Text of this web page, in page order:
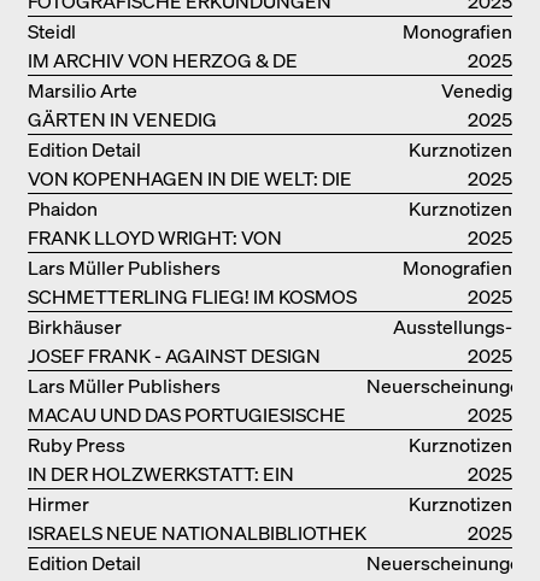
VON DENISE SCOTT BROWN
Monografien
IM ARCHIV VON HERZOG & DE
MEURON
Steidl
2025
Venedig
GÄRTEN IN VENEDIG
Marsilio Arte
2025
Kurznotizen
VON KOPENHAGEN IN DIE WELT: DIE
BJARKE INGELS GROUP
Edition Detail
2025
Kurznotizen
FRANK LLOYD WRIGHT: VON
FALLINGWATER BIS ZUM ROBBIE
HOUSE
Phaidon
2025
Monografien
SCHMETTERLING FLIEG! IM KOSMOS
VON EOOS
Lars Müller Publishers
2025
Ausstellungs­
kataloge
JOSEF FRANK - AGAINST DESIGN
Birkhäuser
2025
Neuerscheinungen
MACAU UND DAS PORTUGIESISCHE
KOLONIALERBE IN CHINA
Lars Müller Publishers
2025
Kurznotizen
IN DER HOLZWERKSTATT: EIN
HANDBUCH
Ruby Press
2025
Kurznotizen
ISRAELS NEUE NATIONALBIBLIOTHEK
Hirmer
2025
Neuerscheinungen
Edition Detail